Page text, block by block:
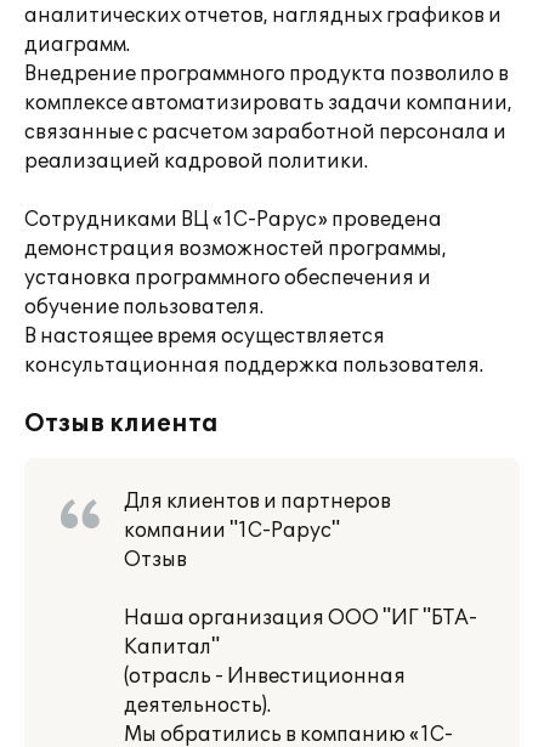
аналитических отчетов, наглядных графиков и
диаграмм.
Внедрение программного продукта позволило в
комплексе автоматизировать задачи компании,
связанные с расчетом заработной персонала и
реализацией кадровой политики.
Сотрудниками ВЦ «1С-Рарус» проведена
демонстрация возможностей программы,
установка программного обеспечения и
обучение пользователя.
В настоящее время осуществляется
консультационная поддержка пользователя.
Отзыв клиента
Для клиентов и партнеров
компании "1С-Рарус"
Отзыв
Наша организация ООО "ИГ "БТА-
Капитал"
(отрасль - Инвестиционная
деятельность).
Мы обратились в компанию «1С-